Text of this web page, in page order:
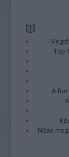
Top
A
Nézd